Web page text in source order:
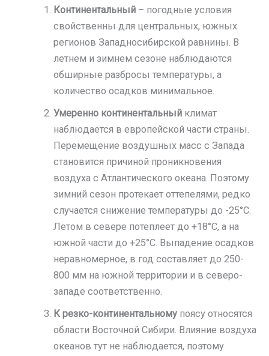
Континентальный – погодные условия
свойственны для центральных, южных
регионов Западносибирской равнины. В
летнем и зимнем сезоне наблюдаются
обширные разбросы температуры, а
количество осадков минимальное.
Умеренно континентальный климат
наблюдается в европейской части страны.
Перемещение воздушных масс с Запада
становится причиной проникновения
воздуха с Атлантического океана. Поэтому
зимний сезон протекает оттепелями, редко
случается снижение температуры до -25°C.
Летом в севере потеплеет до +18°C, а на
южной части до +25°C. Выпадение осадков
неравномерное, в год составляет до 250-
800 мм на южной территории и в северо-
западе соответственно.
К резко-континентальному поясу относятся
области Восточной Сибири. Влияние воздуха
океанов тут не наблюдается, поэтому